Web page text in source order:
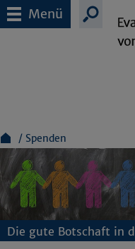
Menü
Spenden
Die gute Botschaft in